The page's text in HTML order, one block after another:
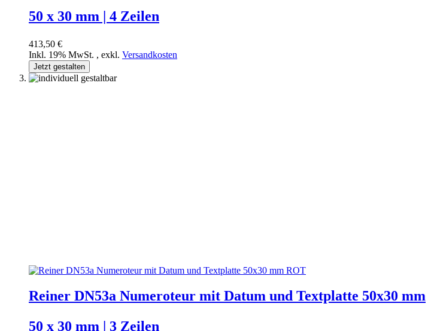
50 x 30 mm | 4 Zeilen
413,50 €
Inkl. 19% MwSt. , exkl. Versandkosten
Jetzt gestalten
Reiner DN53a Numeroteur mit Datum und Textplatte 50x30 mm
50 x 30 mm | 3 Zeilen